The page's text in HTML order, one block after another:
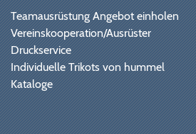
Teamausrüstung Angebot einholen
Vereinskooperation/Ausrüster
Druckservice
Individuelle Trikots von hummel
Kataloge